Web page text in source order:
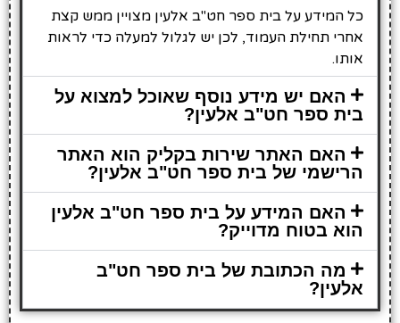
כל המידע על בית ספר חט"ב אלעין מצויין ממש קצת
אחרי תחילת העמוד, לכן יש לגלול למעלה כדי לראות
אותו.
האם יש מידע נוסף שאוכל למצוא על
בית ספר חט"ב אלעין?
האם האתר שירות בקליק הוא האתר
הרישמי של בית ספר חט"ב אלעין?
האם המידע על בית ספר חט"ב אלעין
הוא בטוח מדוייק?
מה הכתובת של בית ספר חט"ב
אלעין?